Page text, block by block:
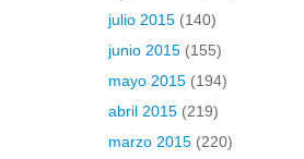
julio 2015 (140)
junio 2015 (155)
mayo 2015 (194)
abril 2015 (219)
marzo 2015 (220)